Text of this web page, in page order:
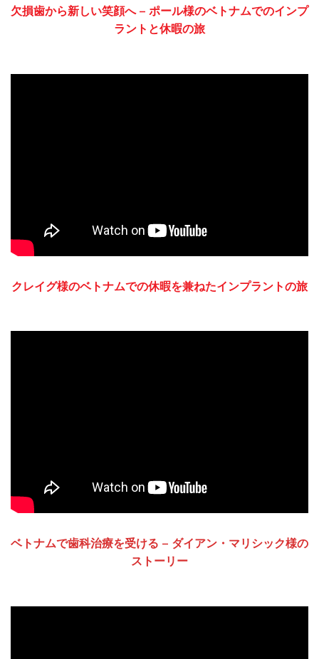
欠損歯から新しい笑顔へ – ポール様のベトナムでのインプ
ラントと休暇の旅
クレイグ様のベトナムでの休暇を兼ねたインプラントの旅
ベトナムで歯科治療を受ける – ダイアン・マリシック様の
ストーリー